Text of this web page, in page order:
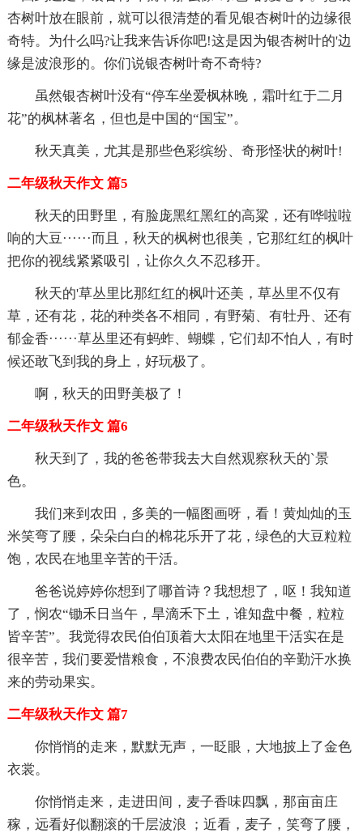
杏树叶放在眼前，就可以很清楚的看见银杏树叶的边缘很
奇特。为什么吗?让我来告诉你吧!这是因为银杏树叶的'边
缘是波浪形的。你们说银杏树叶奇不奇特?
虽然银杏树叶没有“停车坐爱枫林晚，霜叶红于二月
花”的枫林著名，但也是中国的“国宝”。
秋天真美，尤其是那些色彩缤纷、奇形怪状的树叶!
二年级秋天作文 篇5
秋天的田野里，有脸庞黑红黑红的高粱，还有哗啦啦
响的大豆······而且，秋天的枫树也很美，它那红红的枫叶
把你的视线紧紧吸引，让你久久不忍移开。
秋天的'草丛里比那红红的枫叶还美，草丛里不仅有
草，还有花，花的种类各不相同，有野菊、有牡丹、还有
郁金香······草丛里还有蚂蚱、蝴蝶，它们却不怕人，有时
候还敢飞到我的身上，好玩极了。
啊，秋天的田野美极了！
二年级秋天作文 篇6
秋天到了，我的爸爸带我去大自然观察秋天的`景
色。
我们来到农田，多美的一幅图画呀，看！黄灿灿的玉
米笑弯了腰，朵朵白白的棉花乐开了花，绿色的大豆粒粒
饱，农民在地里辛苦的干活。
爸爸说婷婷你想到了哪首诗？我想想了，呕！我知道
了，悯农“锄禾日当午，旱滴禾下土，谁知盘中餐，粒粒
皆辛苦”。我觉得农民伯伯顶着大太阳在地里干活实在是
很辛苦，我们要爱惜粮食，不浪费农民伯伯的辛勤汗水换
来的劳动果实。
二年级秋天作文 篇7
你悄悄的走来，默默无声，一眨眼，大地披上了金色
衣裳。
你悄悄走来，走进田间，麦子香味四飘，那亩亩庄
稼，远看好似翻滚的千层波浪 ；近看，麦子，笑弯了腰，